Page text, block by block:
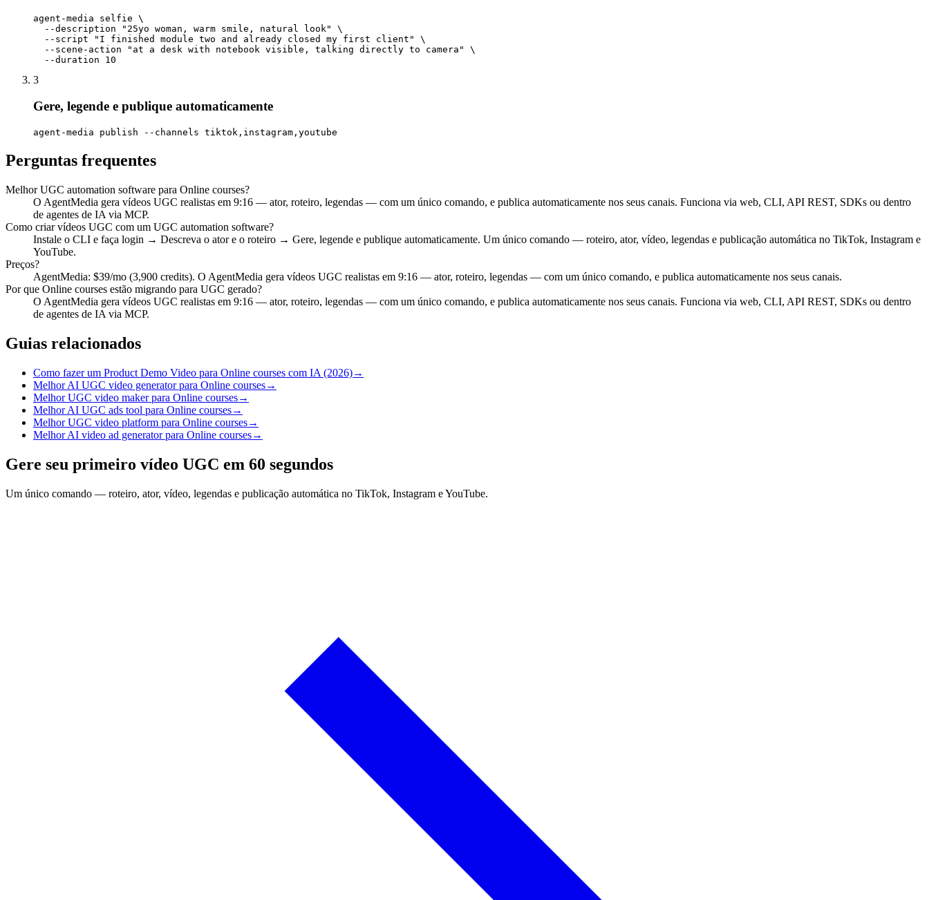
agent-media selfie \
  --description "25yo woman, warm smile, natural look" \
  --script "I finished module two and already closed my first client" \
  --scene-action "at a desk with notebook visible, talking directly to camera" \
  --duration 10
3
Gere, legende e publique automaticamente
agent-media publish --channels tiktok,instagram,youtube
Perguntas frequentes
Melhor UGC automation software para Online courses?
O AgentMedia gera vídeos UGC realistas em 9:16 — ator, roteiro, legendas — com um único comando, e publica automaticamente nos seus canais. Funciona via web, CLI, API REST, SDKs ou dentro
de agentes de IA via MCP.
Como criar vídeos UGC com um UGC automation software?
Instale o CLI e faça login → Descreva o ator e o roteiro → Gere, legende e publique automaticamente. Um único comando — roteiro, ator, vídeo, legendas e publicação automática no TikTok, Instagram e
YouTube.
Preços?
AgentMedia: $39/mo (3,900 credits). O AgentMedia gera vídeos UGC realistas em 9:16 — ator, roteiro, legendas — com um único comando, e publica automaticamente nos seus canais.
Por que Online courses estão migrando para UGC gerado?
O AgentMedia gera vídeos UGC realistas em 9:16 — ator, roteiro, legendas — com um único comando, e publica automaticamente nos seus canais. Funciona via web, CLI, API REST, SDKs ou dentro
de agentes de IA via MCP.
Guias relacionados
Como fazer um Product Demo Video para Online courses com IA (2026)→
Melhor AI UGC video generator para Online courses→
Melhor UGC video maker para Online courses→
Melhor AI UGC ads tool para Online courses→
Melhor UGC video platform para Online courses→
Melhor AI video ad generator para Online courses→
Gere seu primeiro vídeo UGC em 60 segundos
Um único comando — roteiro, ator, vídeo, legendas e publicação automática no TikTok, Instagram e YouTube.